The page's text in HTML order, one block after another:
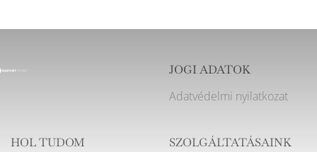
JOGI ADATOK
Adatvédelmi nyilatkozat
HOL TUDOM
SZOLGÁLTATÁSAINK